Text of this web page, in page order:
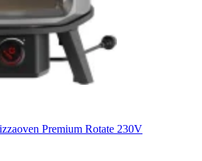
Premium Rotate 230V